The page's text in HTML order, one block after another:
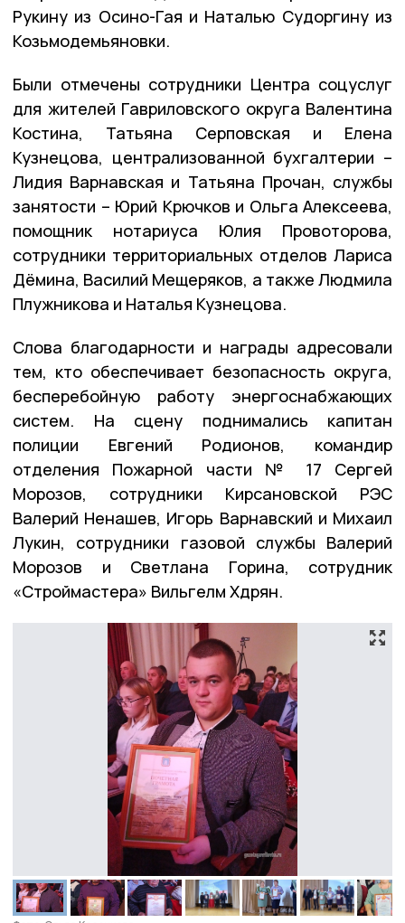
Рукину из Осино-Гая и Наталью Судоргину из
Козьмодемьяновки.
Были отмечены сотрудники Центра соцуслуг
для жителей Гавриловского округа Валентина
Костина, Татьяна Серповская и Елена
Кузнецова, централизованной бухгалтерии –
Лидия Варнавская и Татьяна Прочан, службы
занятости – Юрий Крючков и Ольга Алексеева,
помощник нотариуса Юлия Провоторова,
сотрудники территориальных отделов Лариса
Дёмина, Василий Мещеряков, а также Людмила
Плужникова и Наталья Кузнецова.
Слова благодарности и награды адресовали
тем, кто обеспечивает безопасность округа,
бесперебойную работу энергоснабжающих
систем. На сцену поднимались капитан
полиции Евгений Родионов, командир
отделения Пожарной части № 17 Сергей
Морозов, сотрудники Кирсановской РЭС
Валерий Ненашев, Игорь Варнавский и Михаил
Лукин, сотрудники газовой службы Валерий
Морозов и Светлана Горина, сотрудник
«Строймастера» Вильгелм Хдрян.